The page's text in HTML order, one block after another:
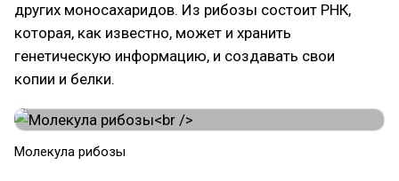
других моносахаридов. Из рибозы состоит РНК,
которая, как известно, может и хранить
генетическую информацию, и создавать свои
копии и белки.
Молекула рибозы